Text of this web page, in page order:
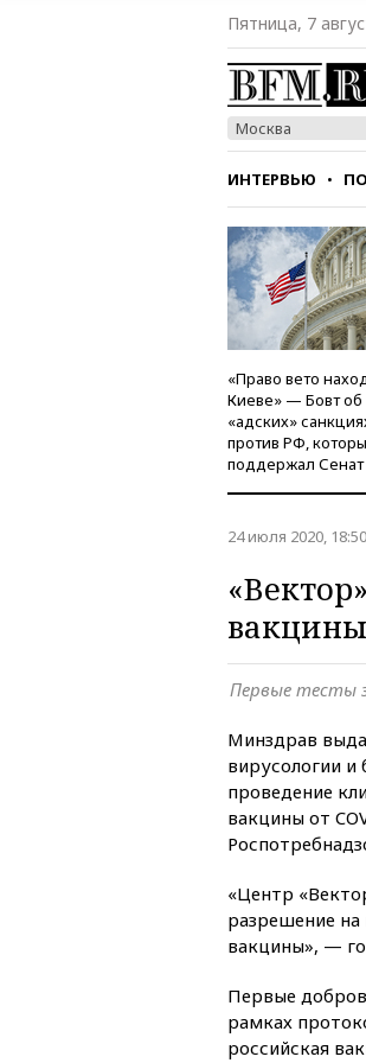
Пятница, 7
Москва
ИНТЕРВЬЮ
СТИЛЬ ТЕСТЫ
«Право вето
Киеве» — Бовт об
«адских»
против РФ,
поддержал
24 июля 2020, 18:50
Первые тесты
Минздрав
вирусологии и
проведение
вакцины от
«Центр
разрешение на
вакцины», —
Первые
рамках
российская